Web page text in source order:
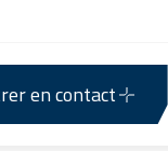
en contact